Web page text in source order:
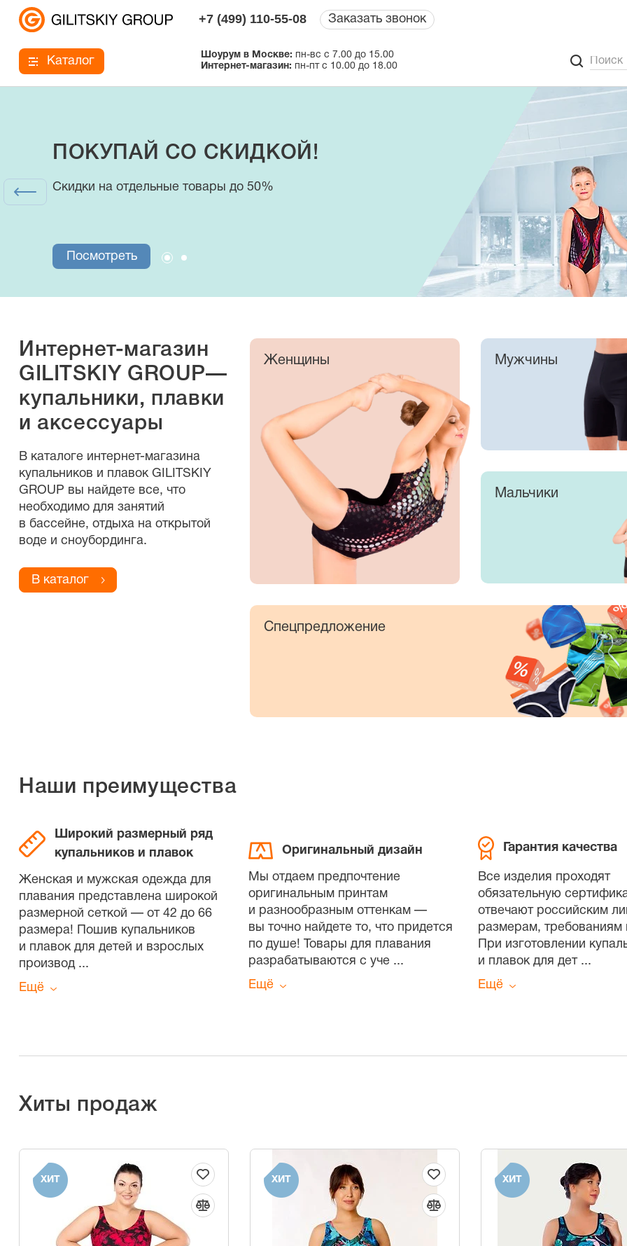
+7 (499) 110-55-08 Заказать звонок
Каталог Шоурум в Москве: пн-вс с 7.00 до 15.00
Интернет-магазин: пн-пт с 10.00 до 18.00
ПОКУПАЙ СО СКИДКОЙ!
Скидки на отдельные товары до 50%
Посмотреть
Интернет-магазин
купальники, плавки и аксессуары
Посмотреть
Интернет-магазин
GILITSKIY GROUP—
купальники, плавки
и аксессуары
В каталоге интернет-магазина
купальников и плавок GILITSKIY
GROUP вы найдете все, что
необходимо для занятий
в бассейне, отдыха на открытой
воде и сноубординга.
В каталог
Женщины Мужчины
Мальчики
Спецпредложение
Наши преимущества
Широкий размерный ряд
купальников и плавок
Женская и мужская одежда для
плавания представлена широкой
размерной сеткой — от 42 до 66
размера! Пошив купальников
и плавок для детей и взрослых
производ...
Ещё
Оригинальный дизайн
Мы отдаем предпочтение
оригинальным принтам
и разнообразным оттенкам —
вы точно найдете то, что придется
по душе! Товары для плавания
разрабатываются с уче ...
Ещё
Гарантия качества
Все изделия проходят
обязательную
отвечают российским
размерам, требованиям
При изготовлении
и плавок для дет...
Ещё
Хиты продаж
ХИТ ХИТ ХИТ